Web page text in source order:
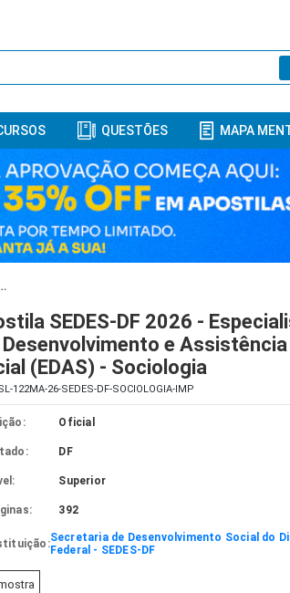
QUESTÕES MAPA
e Assistência Social (EDAS) - Sociologia
SEDES-DF 2026 -
e Assistência
(EDAS) - Sociologia
122MA-26-SEDES-DF-SOCIOLOGIA-IMP
Oficial
DF
Superior
392
Secretaria de Desenvolvimento Social do
Federal - SEDES-DF